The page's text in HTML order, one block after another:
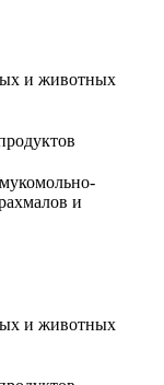
и животных
и
и животных